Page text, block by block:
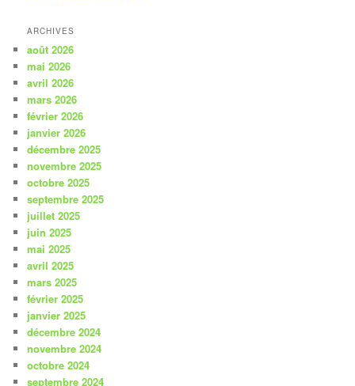
ARCHIVES
août 2026
mai 2026
avril 2026
mars 2026
février 2026
janvier 2026
décembre 2025
novembre 2025
octobre 2025
septembre 2025
juillet 2025
juin 2025
mai 2025
avril 2025
mars 2025
février 2025
janvier 2025
décembre 2024
novembre 2024
octobre 2024
septembre 2024